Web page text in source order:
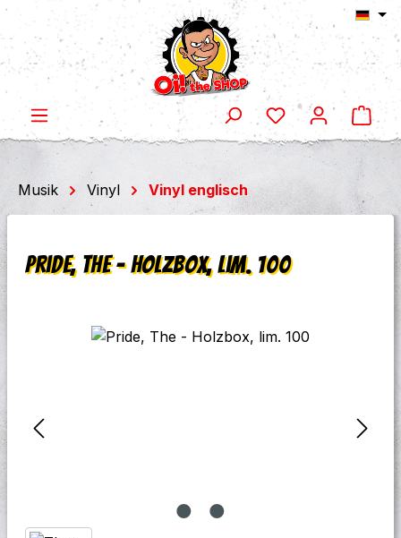
Zum Hauptinhalt springen
Musik Vinyl Vinyl englisch
Pride, The - Holzbox, lim. 100
Bildergalerie überspringen